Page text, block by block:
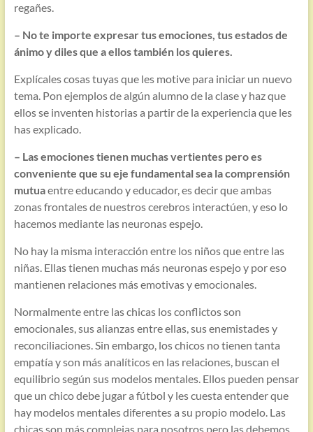
regañes.
– No te importe expresar tus emociones, tus estados de
ánimo y diles que a ellos también los quieres.
Explícales cosas tuyas que les motive para iniciar un nuevo
tema. Pon ejemplos de algún alumno de la clase y haz que
ellos se inventen historias a partir de la experiencia que les
has explicado.
– Las emociones tienen muchas vertientes pero es
conveniente que su eje fundamental sea la comprensión
mutuaentre educando y educador, es decir que ambas
zonas frontales de nuestros cerebros interactúen, y eso lo
hacemos mediante las neuronas espejo.
No hay la misma interacción entre los niños que entre las
niñas. Ellas tienen muchas más neuronas espejo y por eso
mantienen relaciones más emotivas y emocionales.
Normalmente entre las chicas los conflictos son
emocionales, sus alianzas entre ellas, sus enemistades y
reconciliaciones. Sin embargo, los chicos no tienen tanta
empatía y son más analíticos en las relaciones, buscan el
equilibrio según sus modelos mentales. Ellos pueden pensar
que un chico debe jugar a fútbol y les cuesta entender que
hay modelos mentales diferentes a su propio modelo. Las
chicas son más complejas para nosotros pero las debemos